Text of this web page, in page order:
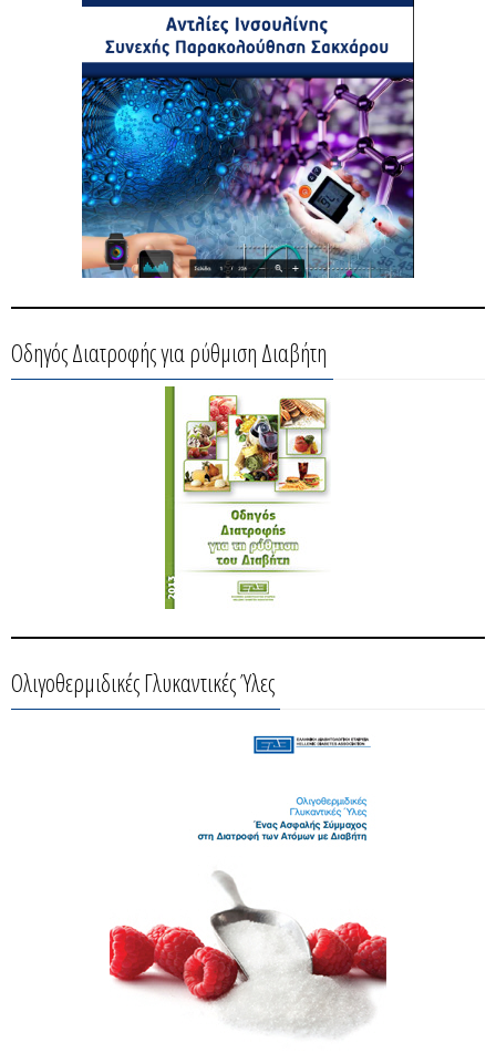
Οδηγός Διατροφής για ρύθμιση Διαβήτη
Ολιγοθερμιδικές Γλυκαντικές Ύλες